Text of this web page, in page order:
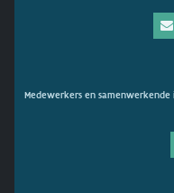
Medewerkers en